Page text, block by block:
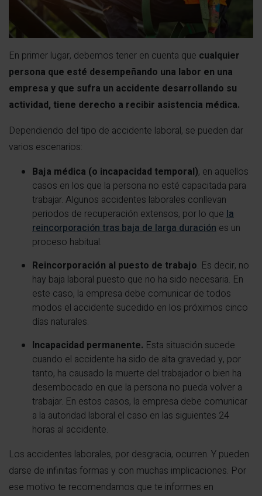
En primer lugar, debemos tener en cuenta que cualquier
persona que esté desempeñando una labor en una
empresa y que sufra un accidente desarrollando su
actividad, tiene derecho a recibir asistencia médica.
Dependiendo del tipo de accidente laboral, se pueden dar
varios escenarios:
Baja médica (o incapacidad temporal), en aquellos
casos en los que la persona no esté capacitada para
trabajar. Algunos accidentes laborales conllevan
periodos de recuperación extensos, por lo que la
reincorporación tras baja de larga duración es un
proceso habitual.
Reincorporación al puesto de trabajo. Es decir, no
hay baja laboral puesto que no ha sido necesaria. En
este caso, la empresa debe comunicar de todos
modos el accidente sucedido en los próximos cinco
días naturales.
Incapacidad permanente. Esta situación sucede
cuando el accidente ha sido de alta gravedad y, por
tanto, ha causado la muerte del trabajador o bien ha
desembocado en que la persona no pueda volver a
trabajar. En estos casos, la empresa debe comunicar
a la autoridad laboral el caso en las siguientes 24
horas al accidente.
Los accidentes laborales, por desgracia, ocurren. Y pueden
darse de infinitas formas y con muchas implicaciones. Por
ese motivo te recomendamos que te informes en